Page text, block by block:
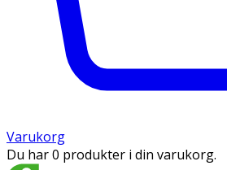
Varukorg
Du har 0 produkter i din varukorg.